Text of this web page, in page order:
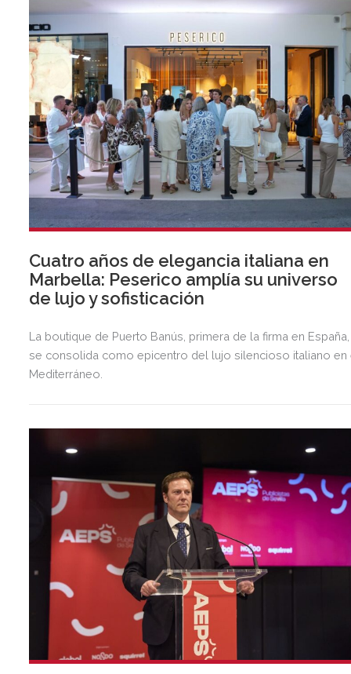
Cuatro años de elegancia italiana en
Marbella: Peserico amplía su universo
de lujo y sofisticación
La boutique de Puerto Banús, primera de la firma en España,
se consolida como epicentro del lujo silencioso italiano en
Mediterráneo.